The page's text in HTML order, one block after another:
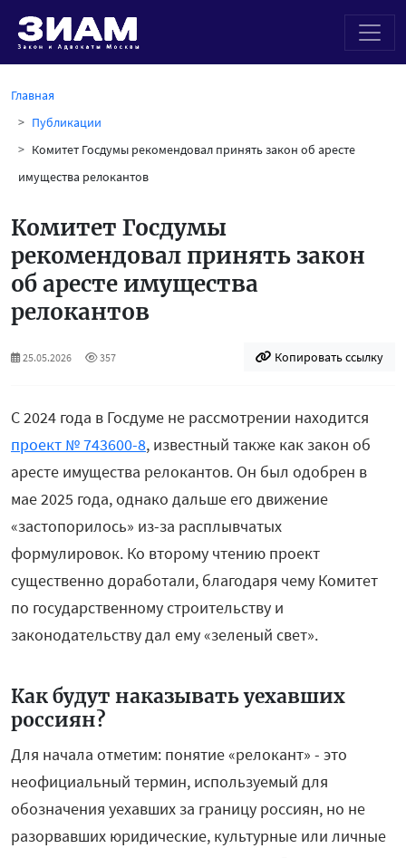
Главная
Публикации
Комитет Госдумы рекомендовал принять закон об аресте
имущества релокантов
Комитет Госдумы
рекомендовал принять закон
об аресте имущества
релокантов
25.05.2026 357 Копировать ссылку
С 2024 года в Госдуме не рассмотрении находится
проект № 743600-8, известный также как закон об
аресте имущества релокантов. Он был одобрен в
мае 2025 года, однако дальше его движение
«застопорилось» из-за расплывчатых
формулировок. Ко второму чтению проект
существенно доработали, благодаря чему Комитет
по государственному строительству и
законодательству дал ему «зеленый свет».
Как будут наказывать уехавших
россиян?
Для начала отметим: понятие «релокант» - это
неофициальный термин, используемый для
обозначения уехавших за границу россиян, но не
разорвавших юридические, культурные или личные